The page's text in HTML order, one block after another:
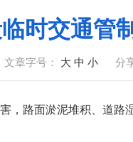
时交通管
文章字号： 大 中 小 分
，路面淤泥堆积、道